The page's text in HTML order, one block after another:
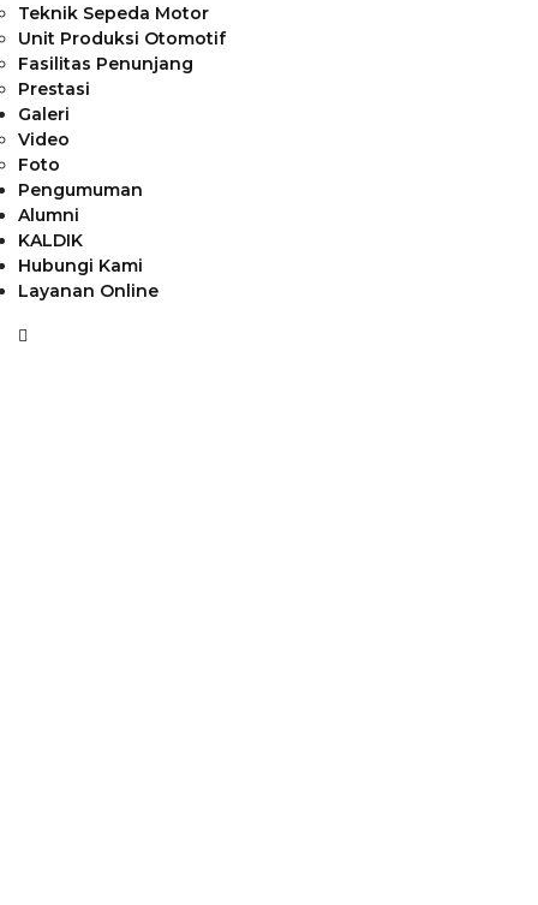
Teknik Sepeda Motor
Unit Produksi Otomotif
Fasilitas Penunjang
Prestasi
Galeri
Video
Foto
Pengumuman
Alumni
KALDIK
Hubungi Kami
Layanan Online